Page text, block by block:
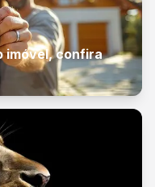
imóvel, confira